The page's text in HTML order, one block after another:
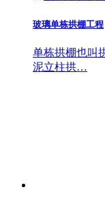
玻璃单栋拱棚工程
单栋拱棚也叫
泥立柱拱…